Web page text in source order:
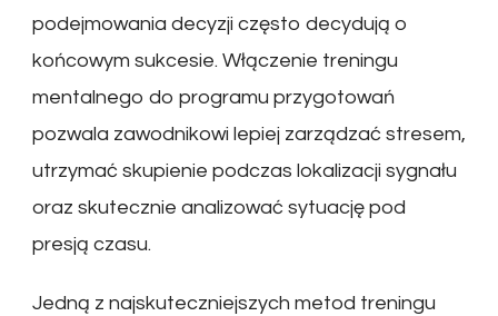
podejmowania decyzji często decydują o
końcowym sukcesie. Włączenie treningu
mentalnego do programu przygotowań
pozwala zawodnikowi lepiej zarządzać stresem,
utrzymać skupienie podczas lokalizacji sygnału
oraz skutecznie analizować sytuację pod
presją czasu.
Jedną z najskuteczniejszych metod treningu